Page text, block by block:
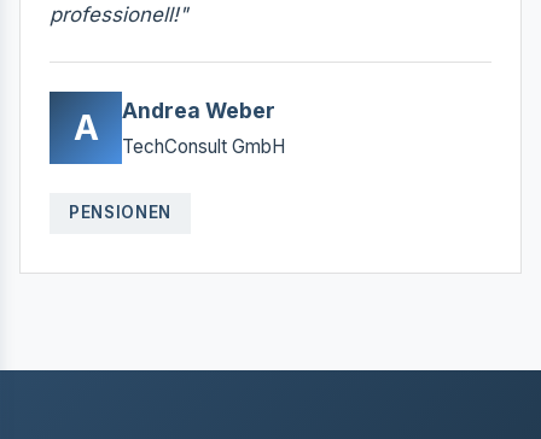
professionell!"
A Andrea Weber
TechConsult GmbH
PENSIONEN